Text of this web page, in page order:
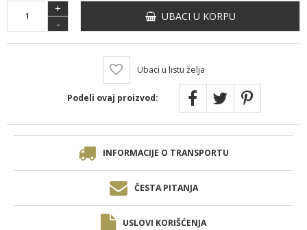
+
-
UBACI U KORPU
Ubaci u listu želja
Podeli ovaj proizvod:
INFORMACIJE O TRANSPORTU
ČESTA PITANJA
USLOVI KORIŠĆENJA